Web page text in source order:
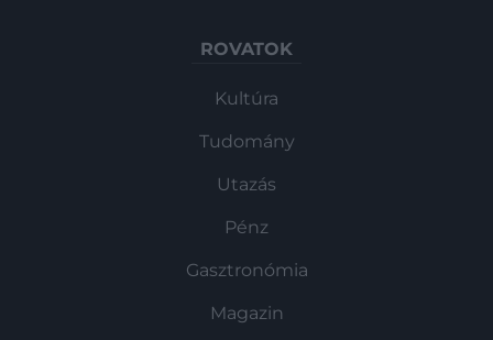
ROVATOK
Kultúra
Tudomány
Utazás
Pénz
Gasztronómia
Magazin